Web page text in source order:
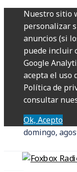
Nuestro sitio
personalizar
anuncios (si
puede incluir
Google
acepta el uso
Política de
consultar
Ok, Acepto
domingo,